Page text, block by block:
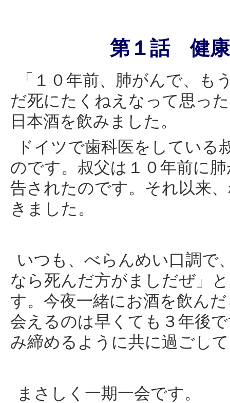
第１話 健康
「１０年前、肺がんで、
だ死にたくねえなって思っ
日本酒を飲みました。
ドイツで歯科医をしている
のです。叔父は１０年前に
告されたのです。それ以来
きました。
いつも、べらんめい口調で
なら死んだ方がましだぜ」
す。今夜一緒にお酒を飲ん
会えるのは早くても３年後
み締めるように共に過ごし
まさしく一期一会です。